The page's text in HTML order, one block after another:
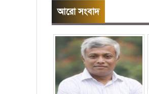
আরো সংবাদ